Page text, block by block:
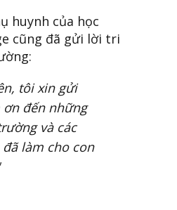
huynh của học
cũng đã gửi lời tri
tôi xin gửi
ơn đến những
và các
đã làm cho con